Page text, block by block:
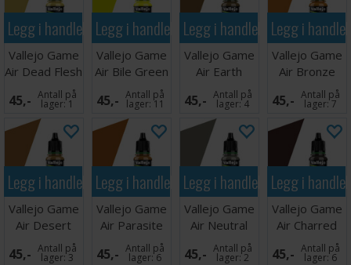
Legg i handlekurven
Vallejo Game
Air Dead Flesh
45,- Antall på
lager:1
Legg i handlekurven
Vallejo Game
Air Bile Green
45,- Antall på
lager: 11
Legg i handlekurven
Vallejo Game
Air Earth
45,- Antall på
lager:4
Legg i
Vallejo Game
Air Bronze
Brown
45,- Antall på
lager:7
Legg i handlekurven
Vallejo Game
Air Desert
Yellow
45,- Antall på
lager:3
Legg i handlekurven
Vallejo Game
Air Parasite
Brown
45,- Antall på
lager:6
Legg i handlekurven
Vallejo Game
Air Neutral
Grey
45,- Antall på
lager:2
Legg i
Vallejo Game
Air Charred
Brown
45,- Antall på
lager:6